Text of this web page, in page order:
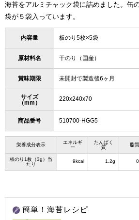
海苔をアルミチャック袋に詰めました。缶
袋が５袋入っています。
内容量 板のり5枚×5袋
原材料名 干のり（国産）
賞味期限 未開封で製造後6ヶ月
サイズ
（mm）
220x240x70
商品番号 510700-HGG5
栄養成分表示
エネルギ
ー
たんぱく
質
脂質
板のり1枚（3g）当
たり
9kcal 1.2g
簡単！海苔レシピ